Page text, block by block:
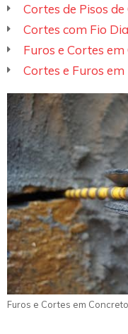
Cortes de Pisos
Cortes com Fio
Furos e Cortes
Cortes e Furos
Furos e Cortes em